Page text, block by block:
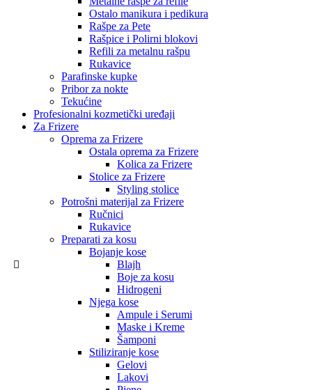
Ostalo manikura i pedikura
Rašpe za Pete
Rašpice i Polirni blokovi
Refili za metalnu rašpu
Rukavice
Parafinske kupke
Pribor za nokte
Tekućine
Profesionalni kozmetički uređaji
Za Frizere
Oprema za Frizere
Ostala oprema za Frizere
Kolica za Frizere
Stolice za Frizere
Styling stolice
Potrošni materijal za Frizere
Ručnici
Rukavice
Preparati za kosu
Bojanje kose
Blajh
Boje za kosu
Hidrogeni
Njega kose
Ampule i Serumi
Maske i Kreme
Šamponi
Stiliziranje kose
Gelovi
Lakovi